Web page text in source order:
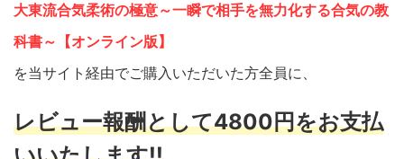
大東流合気柔術の極意～一瞬で相手を無力化する合気の教
科書～【オンライン版】
を当サイト経由でご購入いただいた方全員に、
レビュー報酬として4800円をお支払